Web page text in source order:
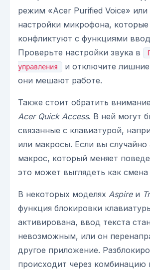
режим «Acer Purified Voice» или
настройки микрофона, которые
конфликтуют с функциями
Проверьте настройки звука в
управления
и отключите
они мешают работе.
Также стоит обратить
Acer Quick Access. В ней могут
связанные с клавиатурой,
или макросы. Если вы случайно
макрос, который меняет
это может выглядеть как
В некоторых моделях Aspireи
функция блокировки
активирована, ввод текста
невозможным, или он
другое приложение.
происходит через комбинацию